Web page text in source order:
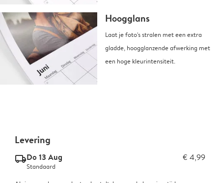
Hoogglans
Laat je foto's stralen met een extra
gladde, hoogglanzende afwerking met
een hoge kleurintensiteit.
Levering
delivery_standard_v2Do 13 Aug € 4,99
Standaard